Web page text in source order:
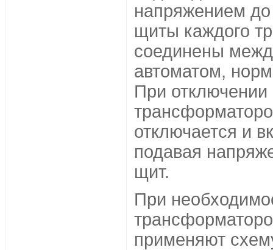
напряжением до
щиты каждого
соединены
автоматом,
При отключении
отключается и
подавая
щит.
При
применяют